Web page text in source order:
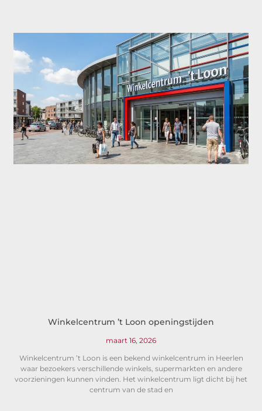
Winkelcentrum ’t Loon openingstijden
maart 16, 2026
Winkelcentrum ’t Loon is een bekend winkelcentrum in Heerlen
waar bezoekers verschillende winkels, supermarkten en andere
voorzieningen kunnen vinden. Het winkelcentrum ligt dicht bij het
centrum van de stad en